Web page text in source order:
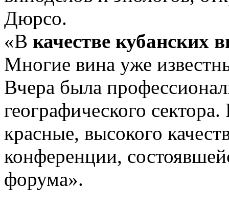
Дюрсо.
«В качестве кубанских
Многие вина уже
Вчера была
географического
красные, высокого
конференции,
форума».